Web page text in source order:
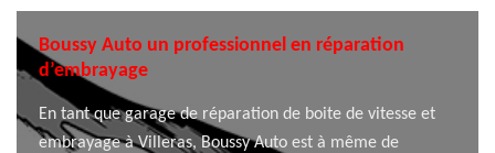
Boussy Auto un professionnel en réparation
d’embrayage
En tant que garage de réparation de boite de vitesse et
embrayage à Villeras, Boussy Auto est à même de